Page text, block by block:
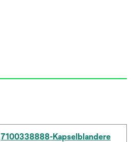
7100338888-Kapselblandere